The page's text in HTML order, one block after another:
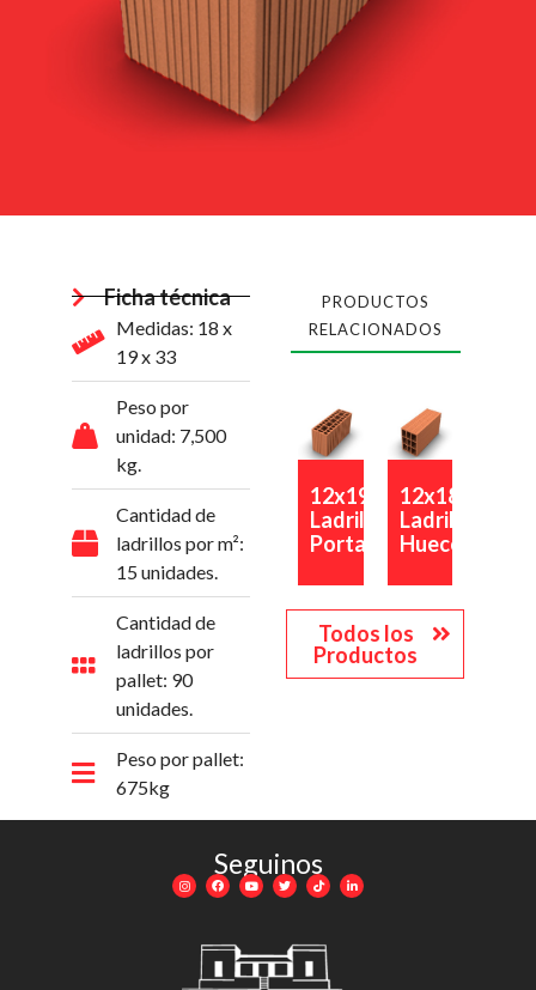
Ficha técnica
Medidas: 18 x
19 x 33
Peso por
unidad: 7,500
kg.
Cantidad de
ladrillos por m²:
15 unidades.
Cantidad de
ladrillos por
pallet: 90
unidades.
Peso por pallet:
675kg
PRODUCTOS
RELACIONADOS
12x19x33
Ladrillo
Portante
12x18x33
Ladrillo
Hueco
Todos los
Productos
Seguinos